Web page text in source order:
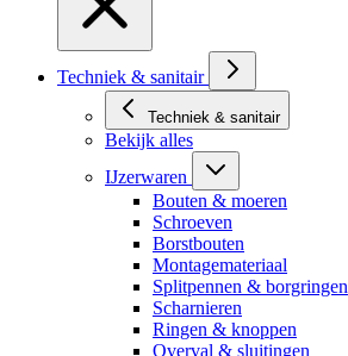
Techniek & sanitair
Techniek & sanitair
Bekijk alles
IJzerwaren
Bouten & moeren
Schroeven
Borstbouten
Montagemateriaal
Splitpennen & borgringen
Scharnieren
Ringen & knoppen
Overval & sluitingen